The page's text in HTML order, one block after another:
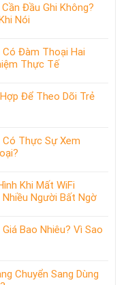
Đầu Ghi Không?
Nói
Có Đàm Thoại Hai
Thực Tế
Để Theo Dõi Trẻ
Có Thực Sự Xem
Khi Mất WiFi
Người Bất Ngờ
Bao Nhiêu? Vì Sao
Chuyển Sang Dùng